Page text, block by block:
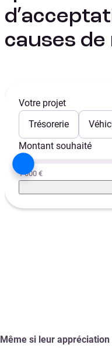
causes
Votre projet
Trésorerie
Montant souhaité
1 000 €
Même si leur